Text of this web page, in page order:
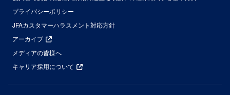
プライバシーポリシー
JFAカスタマーハラスメント対応方針
アーカイブ
メディアの皆様へ
キャリア採用について